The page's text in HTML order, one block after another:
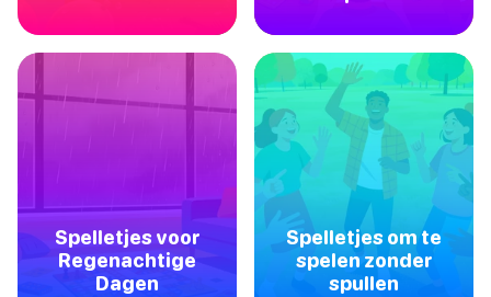
Spelletjes voor
Regenachtige
Dagen
Spelletjes om te
spelen zonder
spullen